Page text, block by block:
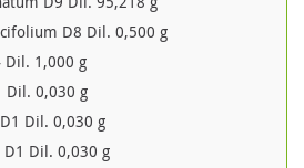
D8 Dil. 0,500 g
Dil. 1,000 g
Dil. 0,030 g
Dil. 0,030 g
Dil. 0,030 g